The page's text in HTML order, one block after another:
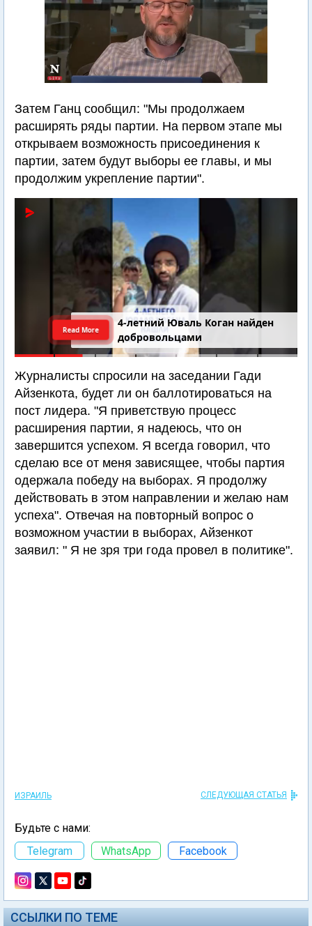
Затем Ганц сообщил: "Мы продолжаем
расширять ряды партии. На первом этапе мы
открываем возможность присоединения к
партии, затем будут выборы ее главы, и мы
продолжим укрепление партии".
4-летний Юваль Коган найден
добровольцами
Read More
Журналисты спросили на заседании Гади
Айзенкота, будет ли он баллотироваться на
пост лидера. "Я приветствую процесс
расширения партии, я надеюсь, что он
завершится успехом. Я всегда говорил, что
сделаю все от меня зависящее, чтобы партия
одержала победу на выборах. Я продолжу
действовать в этом направлении и желаю нам
успеха". Отвечая на повторный вопрос о
возможном участии в выборах, Айзенкот
заявил: " Я не зря три года провел в политике".
ИЗРАИЛЬ СЛЕДУЮЩАЯ СТАТЬЯ
Будьте с нами:
Telegram
WhatsApp Facebook
ССЫЛКИ ПО ТЕМЕ